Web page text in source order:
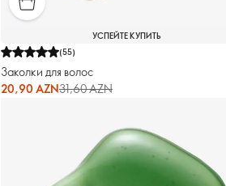
УСПЕЙТЕ КУПИТЬ
(55)
Заколки для волос
20,90 AZN31,60 AZN